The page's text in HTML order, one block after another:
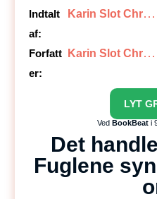
Indtalt
af:
K
arin Slot Christiansen
Forfatt
er:
K
arin Slot Christiansen
LYT
Ved BookBeati
Det
Fuglene